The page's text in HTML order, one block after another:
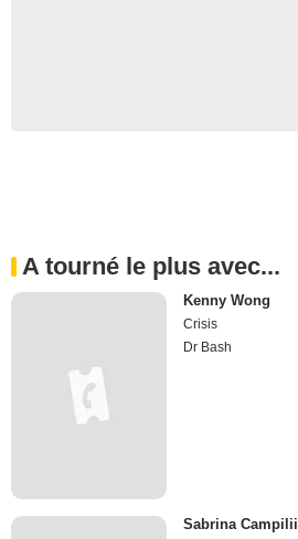
A tourné le plus avec...
Kenny Wong
Crisis
Dr Bash
Sabrina Campilii